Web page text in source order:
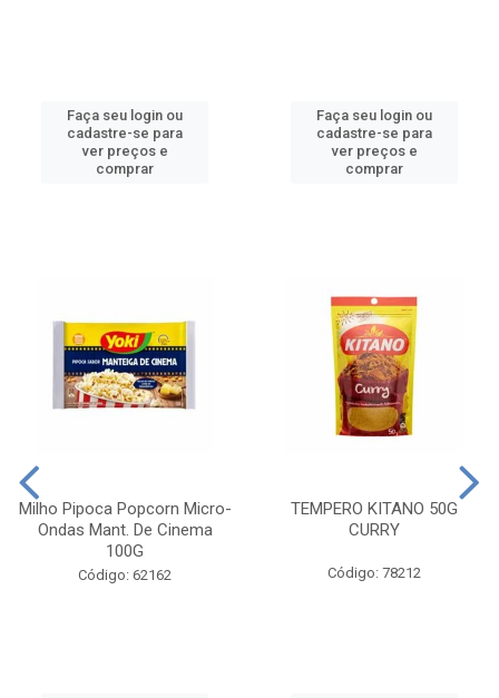
Faça seu login ou
cadastre-se para
ver preços e
comprar
Faça seu login ou
cadastre-se para
ver preços e
comprar
Milho Pipoca Popcorn Micro-
Ondas Mant. De Cinema
100G
Código: 62162
TEMPERO KITANO 50G
CURRY
Código: 78212